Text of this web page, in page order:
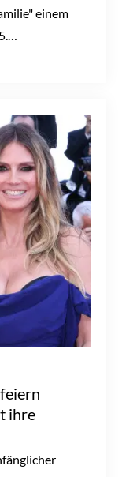
einem
die
ihre